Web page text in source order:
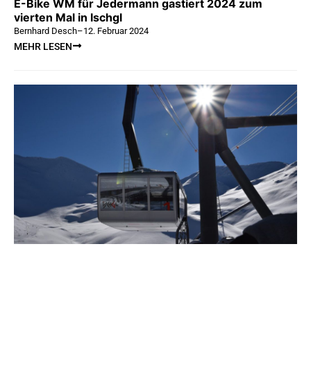
E-Bike WM für Jedermann gastiert 2024 zum
vierten Mal in Ischgl
Bernhard Desch–12. Februar 2024
MEHR LESEN